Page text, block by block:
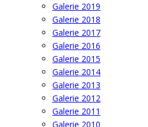
Galerie 2019
Galerie 2018
Galerie 2017
Galerie 2016
Galerie 2015
Galerie 2014
Galerie 2013
Galerie 2012
Galerie 2011
Galerie 2010